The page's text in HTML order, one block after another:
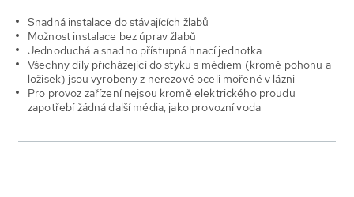
Snadná instalace do stávajících žlabů
Možnost instalace bez úprav žlabů
Jednoduchá a snadno přístupná hnací jednotka
Všechny díly přicházející do styku s médiem (kromě pohonu a
ložisek) jsou vyrobeny z nerezové oceli mořené v lázni
Pro provoz zařízení nejsou kromě elektrického proudu
zapotřebí žádná další média, jako provozní voda